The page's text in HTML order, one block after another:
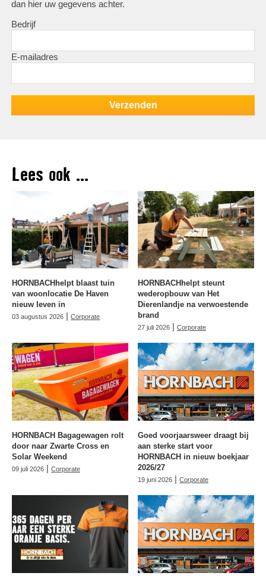
dan hier uw gegevens achter.
Bedrijf
E-mailadres
Lees ook ...
HORNBACHhelpt blaast tuin
van woonlocatie De Haven
nieuw leven in
03 augustus 2026 | Corporate
HORNBACHhelpt steunt
wederopbouw van Het
Dierenlandje na verwoestende
brand
27 juli 2026 | Corporate
HORNBACH Bagagewagen rolt
door naar Zwarte Cross en
Solar Weekend
09 juli 2026 | Corporate
Goed voorjaarsweer draagt bij
aan sterke start voor
HORNBACH in nieuw boekjaar
2026/27
19 juni 2026 | Corporate